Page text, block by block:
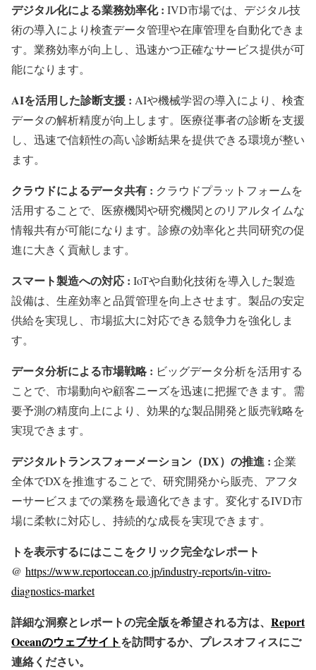
デジタル化による業務効率化 : IVD市場では、デジタル技
術の導入により検査データ管理や在庫管理を自動化できま
す。業務効率が向上し、迅速かつ正確なサービス提供が可
能になります。
AIを活用した診断支援 : AIや機械学習の導入により、検査
データの解析精度が向上します。医療従事者の診断を支援
し、迅速で信頼性の高い診断結果を提供できる環境が整い
ます。
クラウドによるデータ共有 : クラウドプラットフォームを
活用することで、医療機関や研究機関とのリアルタイムな
情報共有が可能になります。診療の効率化と共同研究の促
進に大きく貢献します。
スマート製造への対応 : IoTや自動化技術を導入した製造
設備は、生産効率と品質管理を向上させます。製品の安定
供給を実現し、市場拡大に対応できる競争力を強化しま
す。
データ分析による市場戦略 : ビッグデータ分析を活用する
ことで、市場動向や顧客ニーズを迅速に把握できます。需
要予測の精度向上により、効果的な製品開発と販売戦略を
実現できます。
デジタルトランスフォーメーション（DX）の推進 : 企業
全体でDXを推進することで、研究開発から販売、アフタ
ーサービスまでの業務を最適化できます。変化するIVD市
場に柔軟に対応し、持続的な成長を実現できます。
トを表示するにはここをクリック完全なレポート
@ https://www.reportocean.co.jp/industry-reports/in-vitro-
diagnostics-market
詳細な洞察とレポートの完全版を希望される方は、 Report
Oceanのウェブサイトを訪問するか、プレスオフィスにご
連絡ください。